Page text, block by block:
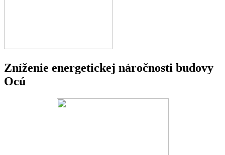
Zníženie energetickej náročnosti budovy
Ocú